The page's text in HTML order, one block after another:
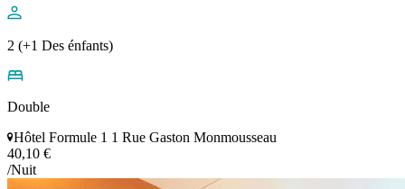
2 (+1 Des énfants)
Double
Hôtel Formule 1 1 Rue Gaston Monmousseau
40,10 €
/Nuit